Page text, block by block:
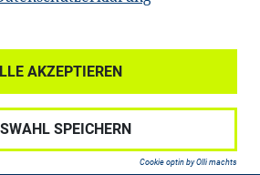
zusammen.
Datenschutz
Impressum
AKZEPTIEREN
SPEICHERN
Cookie optin by Olli machts